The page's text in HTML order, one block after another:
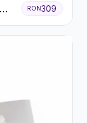
RON309